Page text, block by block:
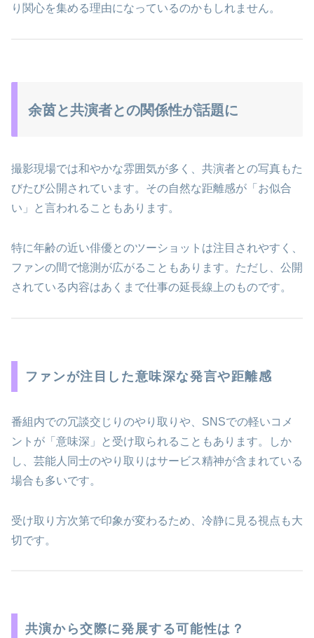
り関心を集める理由になっているのかもしれません。
余茵と共演者との関係性が話題に
撮影現場では和やかな雰囲気が多く、共演者との写真もた
びたび公開されています。その自然な距離感が「お似合
い」と言われることもあります。
特に年齢の近い俳優とのツーショットは注目されやすく、
ファンの間で憶測が広がることもあります。ただし、公開
されている内容はあくまで仕事の延長線上のものです。
ファンが注目した意味深な発言や距離感
番組内での冗談交じりのやり取りや、SNSでの軽いコメ
ントが「意味深」と受け取られることもあります。しか
し、芸能人同士のやり取りはサービス精神が含まれている
場合も多いです。
受け取り方次第で印象が変わるため、冷静に見る視点も大
切です。
共演から交際に発展する可能性は？